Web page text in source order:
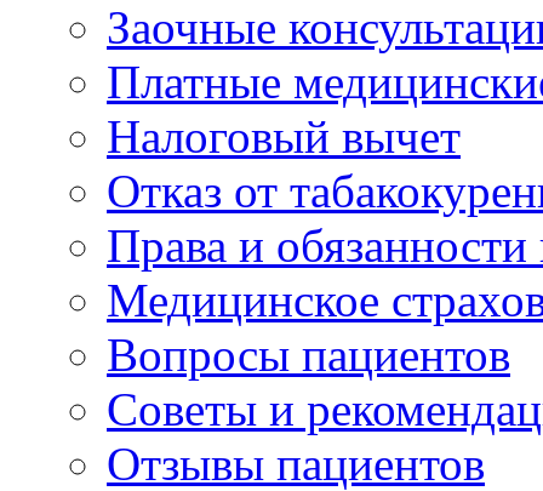
Заочные
Платные
Налоговый вычет
Отказ от
Права и
Медицинское
Вопросы пациентов
Советы и
Отзывы пациентов